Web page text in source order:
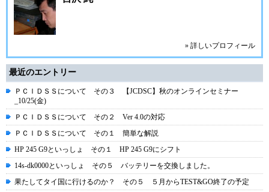
» 詳しいプロフィール
最近のエントリー
ＰＣＩＤＳＳについて その３ 【JCDSC】秋のオンラインセミナー
_10/25(金)
ＰＣＩＤＳＳについて その２ Ver 4.0の対応
ＰＣＩＤＳＳについて その１ 簡単な解説
HP 245 G9といっしょ その１ HP 245 G9にシフト
14s-dk0000といっしょ その５ バッテリーを交換しました。
果たしてタイ国に行けるのか？ その５ ５月からTEST&GO終了の予定